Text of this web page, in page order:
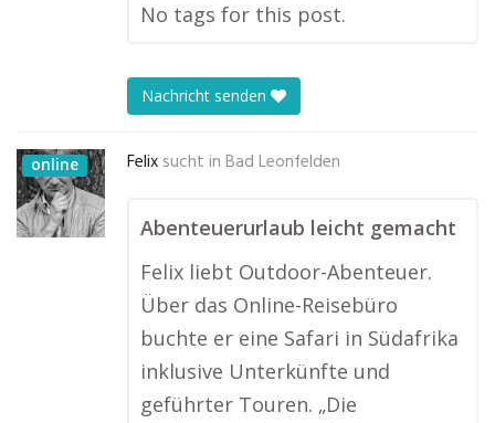
No tags for this post.
Nachricht senden
online Felix sucht in Bad Leonfelden
Abenteuerurlaub leicht gemacht
Felix liebt Outdoor-Abenteuer.
Über das Online-Reisebüro
buchte er eine Safari in Südafrika
inklusive Unterkünfte und
geführter Touren. „Die